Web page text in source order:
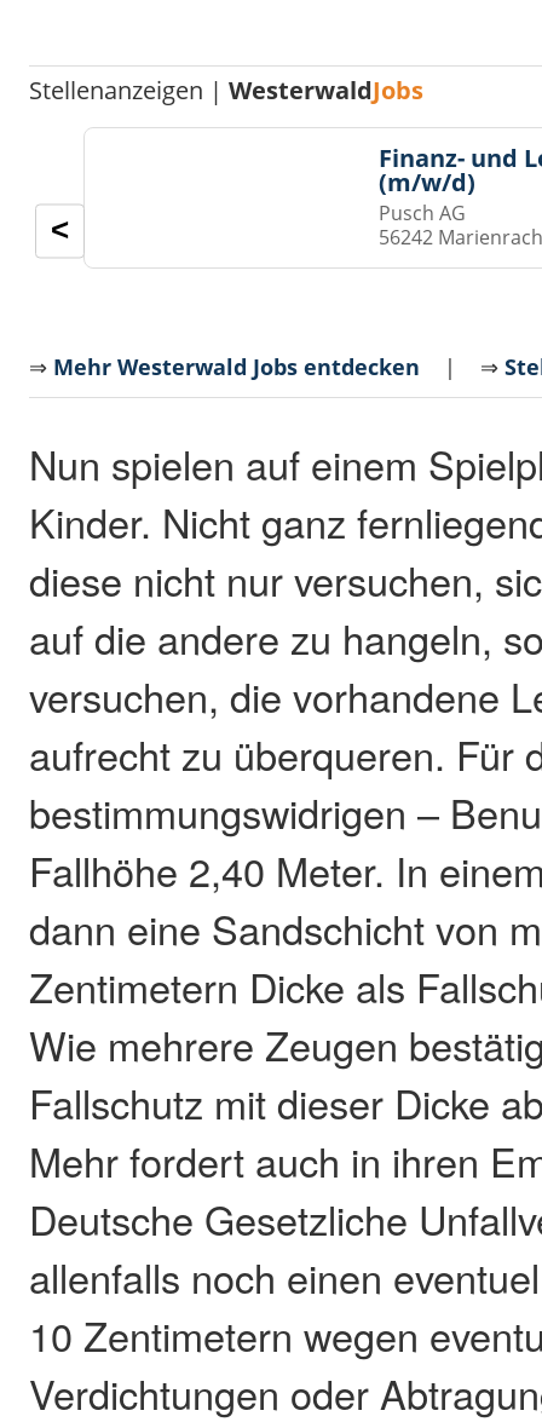
Stellenanzeigen |WesterwaldJobs
Finanz- und
(m/w/d)
Pusch AG
56242
<
⇒ Mehr Westerwald Jobs entdecken | ⇒
Nun spielen auf einem
Kinder. Nicht ganz
diese nicht nur versuchen,
auf die andere zu hangeln,
versuchen, die vorhandene
aufrecht zu überqueren. Für
bestimmungswidrigen –
Fallhöhe 2,40 Meter. In
dann eine Sandschicht von
Zentimetern Dicke als
Wie mehrere Zeugen
Fallschutz mit dieser Dicke
Mehr fordert auch in ihren
Deutsche Gesetzliche
allenfalls noch einen
10 Zentimetern wegen
Verdichtungen oder